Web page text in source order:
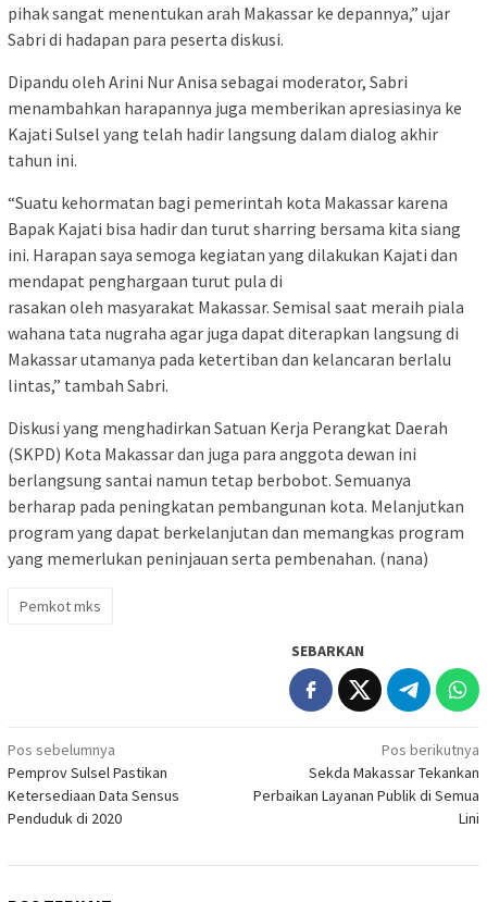
pihak sangat menentukan arah Makassar ke depannya,” ujar
Sabri di hadapan para peserta diskusi.
Dipandu oleh Arini Nur Anisa sebagai moderator, Sabri
menambahkan harapannya juga memberikan apresiasinya ke
Kajati Sulsel yang telah hadir langsung dalam dialog akhir
tahun ini.
“Suatu kehormatan bagi pemerintah kota Makassar karena
Bapak Kajati bisa hadir dan turut sharring bersama kita siang
ini. Harapan saya semoga kegiatan yang dilakukan Kajati dan
mendapat penghargaan turut pula di
rasakan oleh masyarakat Makassar. Semisal saat meraih piala
wahana tata nugraha agar juga dapat diterapkan langsung di
Makassar utamanya pada ketertiban dan kelancaran berlalu
lintas,” tambah Sabri.
Diskusi yang menghadirkan Satuan Kerja Perangkat Daerah
(SKPD) Kota Makassar dan juga para anggota dewan ini
berlangsung santai namun tetap berbobot. Semuanya
berharap pada peningkatan pembangunan kota. Melanjutkan
program yang dapat berkelanjutan dan memangkas program
yang memerlukan peninjauan serta pembenahan. (nana)
Pemkot mks
SEBARKAN
Navigasi
pos
Pos sebelumnya
Pemprov Sulsel Pastikan
Ketersediaan Data Sensus
Penduduk di 2020
Pos berikutnya
Sekda Makassar Tekankan
Perbaikan Layanan Publik di Semua
Lini